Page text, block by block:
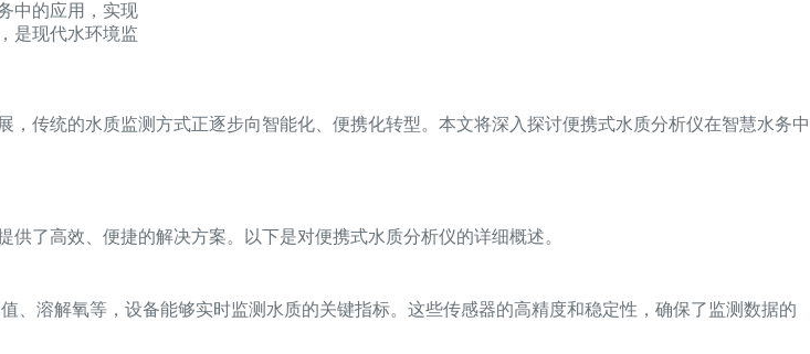
中的应用，实现
是现代水环境监
传统的水质监测方式正逐步向智能化、便携化转型。本文将深入探讨便携式水质分析仪在智慧水务中
了高效、便捷的解决方案。以下是对便携式水质分析仪的详细概述。
溶解氧等，设备能够实时监测水质的关键指标。这些传感器的高精度和稳定性，确保了监测数据的